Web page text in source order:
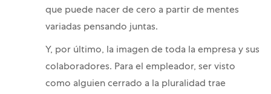
que puede nacer de cero a partir de mentes
variadas pensando juntas.
Y, por último, la imagen de toda la empresa y sus
colaboradores. Para el empleador, ser visto
como alguien cerrado a la pluralidad trae